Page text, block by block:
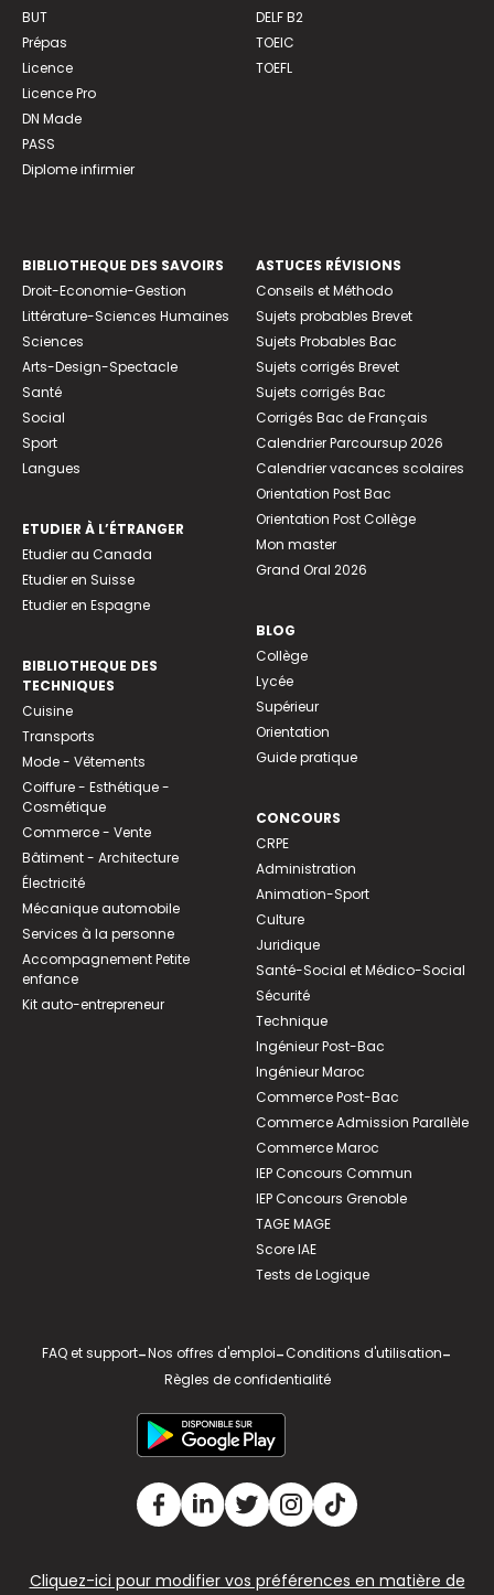
BUT
Prépas
Licence
Licence Pro
DN Made
PASS
Diplome infirmier
DELF B2
TOEIC
TOEFL
BIBLIOTHEQUE DES SAVOIRS
Droit-Economie-Gestion
Littérature-Sciences Humaines
Sciences
Arts-Design-Spectacle
Santé
Social
Sport
Langues
ETUDIER À L’ÉTRANGER
Etudier au Canada
Etudier en Suisse
Etudier en Espagne
BIBLIOTHEQUE DES
TECHNIQUES
Cuisine
Transports
Mode - Vêtements
Coiffure - Esthétique -
Cosmétique
Commerce - Vente
Bâtiment - Architecture
Électricité
Mécanique automobile
Services à la personne
Accompagnement Petite
enfance
Kit auto-entrepreneur
ASTUCES RÉVISIONS
Conseils et Méthodo
Sujets probables Brevet
Sujets Probables Bac
Sujets corrigés Brevet
Sujets corrigés Bac
Corrigés Bac de Français
Calendrier Parcoursup 2026
Calendrier vacances scolaires
Orientation Post Bac
Orientation Post Collège
Mon master
Grand Oral 2026
BLOG
Collège
Lycée
Supérieur
Orientation
Guide pratique
CONCOURS
CRPE
Administration
Animation-Sport
Culture
Juridique
Santé-Social et Médico-Social
Sécurité
Technique
Ingénieur Post-Bac
Ingénieur Maroc
Commerce Post-Bac
Commerce Admission Parallèle
Commerce Maroc
IEP Concours Commun
IEP Concours Grenoble
TAGE MAGE
Score IAE
Tests de Logique
FAQ et support-Nos offres d'emploi-Conditions d'utilisation-
Règles de confidentialité
Cliquez-ici pour modifier vos préférences en matière de